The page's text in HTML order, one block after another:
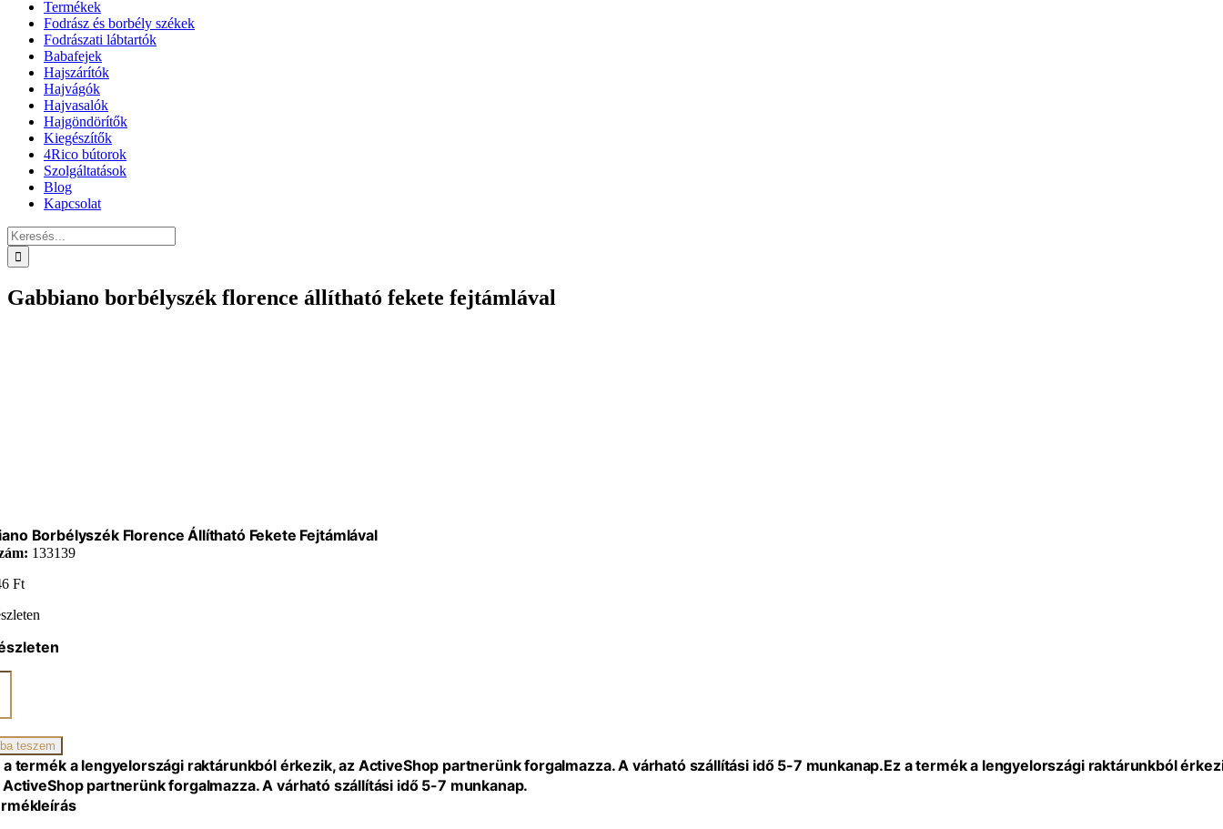
Termékek
Fodrász és borbély székek
Fodrászati lábtartók
Babafejek
Hajszárítók
Hajvágók
Hajvasalók
Hajgöndörítők
Kiegészítők
4Rico bútorok
Szolgáltatások
Blog
Kapcsolat
Keresés...
Gabbiano borbélyszék florence állítható fekete fejtámlával
Borbélyszék Florence Állítható Fekete Fejtámlával
133139
Ft
teszem
a termék a lengyelországi raktárunkból érkezik, az ActiveShop partnerünk forgalmazza. A várható szállítási idő 5-7 munkanap.Ez a termék a lengyelországi raktárunkból
ActiveShop partnerünk forgalmazza. A várható szállítási idő 5-7 munkanap.